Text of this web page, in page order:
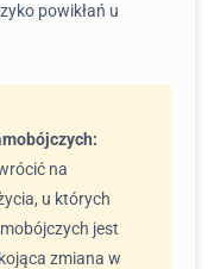
powikłań u
na
u których
jest
zmiana w